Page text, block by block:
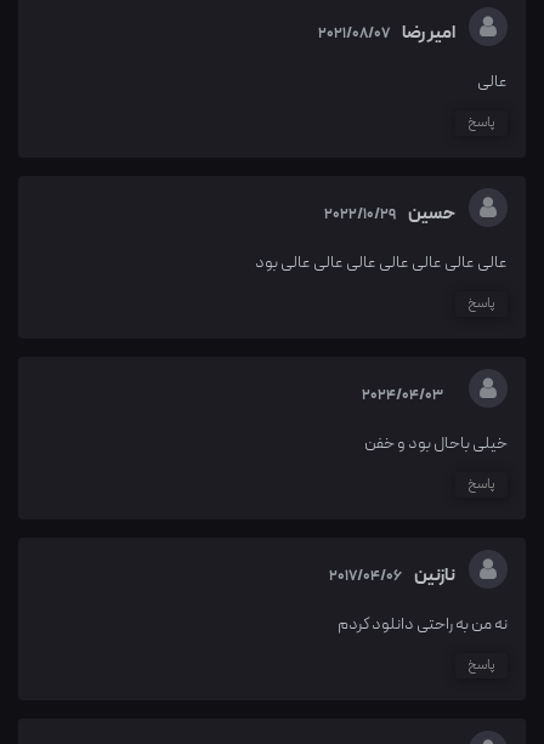
امیر رضا 2021/08/07
عالی
پاسخ
حسین 2022/10/29
عالی عالی عالی عالی عالی عالی عالی بود
پاسخ
2024/04/03
خیلی باحال بود و خفن
پاسخ
نازنین 2017/04/06
نه من به راحتی دانلود کردم
پاسخ